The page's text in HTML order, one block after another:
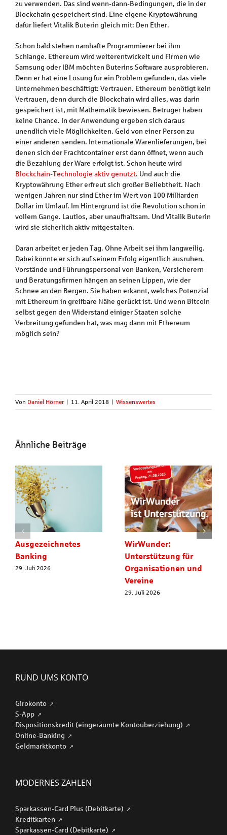
zu verwenden. Das sind wenn-dann-Bedingungen, die in der
Blockchain gespeichert sind. Eine eigene Kryptowährung
dafür liefert Vitalik Buterin gleich mit: Den Ether.
Schon bald stehen namhafte Programmierer bei ihm
Schlange. Ethereum wird weiterentwickelt und Firmen wie
Samsung oder IBM möchten Buterins Software ausprobieren.
Denn er hat eine Lösung für ein Problem gefunden, das viele
Unternehmen beschäftigt: Vertrauen. Ethereum benötigt kein
Vertrauen, denn durch die Blockchain wird alles, was darin
gespeichert ist, mit Mathematik bewiesen. Betrüger haben
keine Chance. In der Anwendung ergeben sich daraus
unendlich viele Möglichkeiten. Geld von einer Person zu
einer anderen senden. Internationale Warenlieferungen, bei
denen sich der Frachtcontainer erst dann öffnet, wenn auch
die Bezahlung der Ware erfolgt ist. Schon heute wird
Blockchain-Technologie aktiv genutzt. Und auch die
Kryptowährung Ether erfreut sich großer Beliebtheit. Nach
wenigen Jahren nur sind Ether im Wert von 100 Milliarden
Dollar im Umlauf. Im Hintergrund ist die Revolution schon in
vollem Gange. Lautlos, aber unaufhaltsam. Und Vitalik Buterin
wird sie sicherlich aktiv mitgestalten.
Daran arbeitet er jeden Tag. Ohne Arbeit sei ihm langweilig.
Dabei könnte er sich auf seinem Erfolg eigentlich ausruhen.
Vorstände und Führungspersonal von Banken, Versicherern
und Beratungsfirmen hängen an seinen Lippen, wie der
Schnee an den Bergen. Sie haben erkannt, welches Potenzial
mit Ethereum in greifbare Nähe gerückt ist. Und wenn Bitcoin
selbst gegen den Widerstand einiger Staaten solche
Verbreitung gefunden hat, was mag dann mit Ethereum
möglich sein?
Von Daniel Hörner | 11. April 2018 | Wissenswertes
Ähnliche Beiträge
Ausgezeichnetes
Banking
29. Juli 2026
WirWunder:
Unterstützung für
Organisationen und
Vereine
29. Juli 2026
RUND UMS KONTO
Girokonto
S-App
Dispositionskredit (eingeräumte Kontoüberziehung)
Online-Banking
Geldmarktkonto
MODERNES ZAHLEN
Sparkassen-Card Plus (Debitkarte)
Kreditkarten
Sparkassen-Card (Debitkarte)